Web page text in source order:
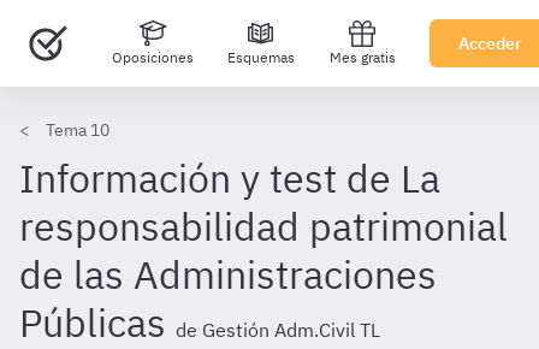
Oposiciones Esquemas Mes gratis
Acceder
Tema 10
Información y test de La
responsabilidad patrimonial
de las Administraciones
Públicas de Gestión Adm.Civil TL